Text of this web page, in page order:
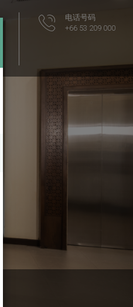
电话号码
+66 53 209 000